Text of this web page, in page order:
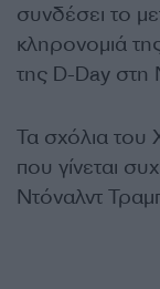
συνδέσει το
κληρονομιά
της D-Day στη
Τα σχόλια του
που γίνεται
Ντόναλντ